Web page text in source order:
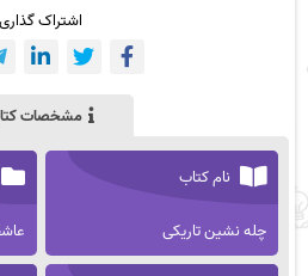
اشتراک گذاری
مشخصات
نام کتاب
چله نشین تاریکی